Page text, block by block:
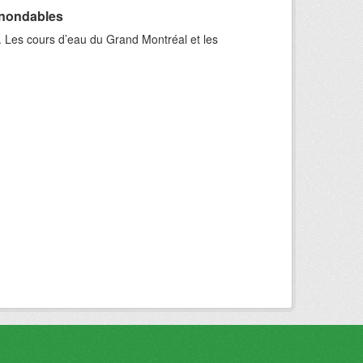
cours d’eau du Grand Montréal et les